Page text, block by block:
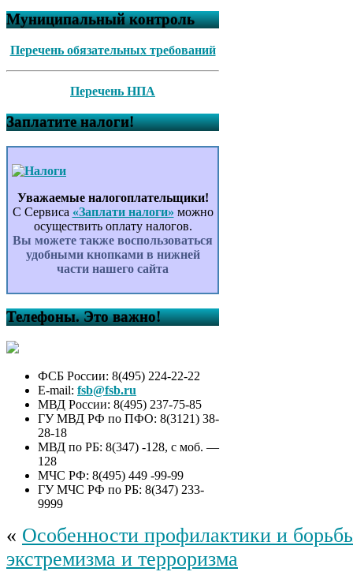
Муниципальный контроль
Перечень обязательных требований
Перечень НПА
Заплатите налоги!
Уважаемые налогоплательщики!
С Сервиса «Заплати налоги» можно
осуществить оплату налогов.
Вы можете также воспользоваться
удобными кнопками в нижней
части нашего сайта
Телефоны. Это важно!
ФСБ России: 8(495) 224-22-22
E-mail: fsb@fsb.ru
МВД России: 8(495) 237-75-85
ГУ МВД РФ по ПФО: 8(3121) 38-
28-18
МВД по РБ: 8(347) -128, с моб. —
128
МЧС РФ: 8(495) 449 -99-99
ГУ МЧС РФ по РБ: 8(347) 233-
9999
« Особенности профилактики и
экстремизма и терроризма